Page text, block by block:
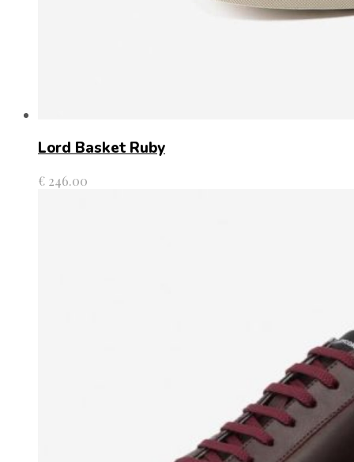
Lord Basket Ruby
€ 246.00